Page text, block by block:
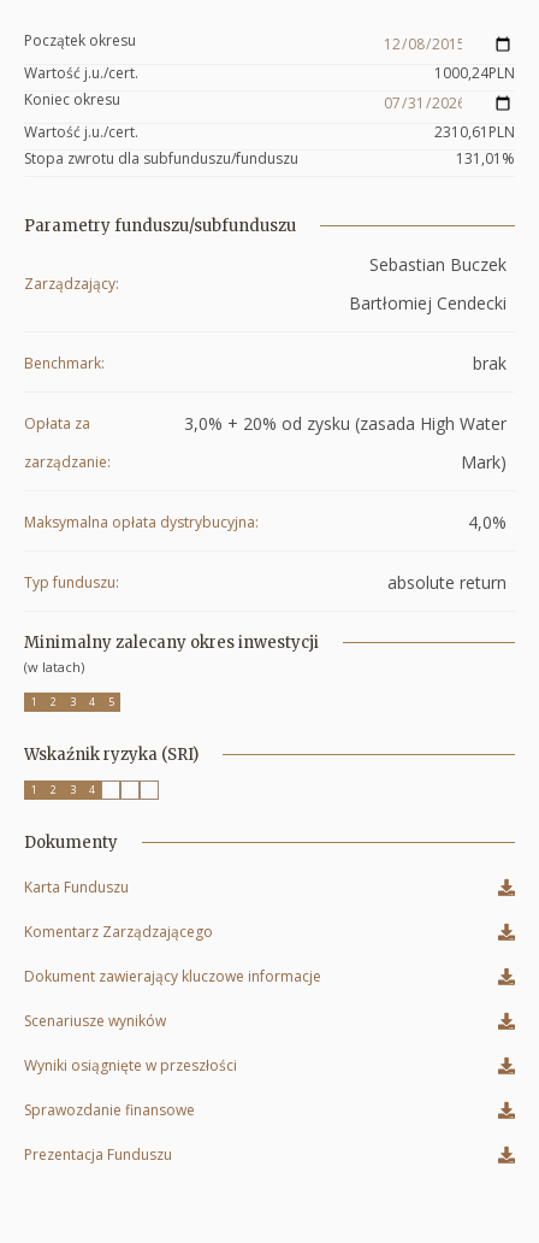
Początek okresu
Wartość j.u./cert.
1000,24PLN
Koniec okresu
Wartość j.u./cert.
2310,61 PLN
Stopa zwrotu dla subfunduszu/funduszu
131,01 %
Parametry funduszu/subfunduszu
Zarządzający
Sebastian Buczek
Bartłomiej Cendecki
Benchmark brak
Opłata za
zarządzanie
3,0% + 20% od zysku (zasada High Water
Mark)
Maksymalna opłata dystrybucyjna 4,0%
Typ funduszu absolute return
Minimalny zalecany okres inwestycji
(w latach)
1 2 3 4 5
Wskaźnik ryzyka (SRI)
1 2 3 4
Dokumenty
Karta Funduszu
w
nowej
karcie
Komentarz Zarządzającego
w
nowej
karcie
Dokument zawierający kluczowe informacje
w
nowej
karcie
Scenariusze wyników
się
w
nowej
Wyniki osiągnięte w przeszłości
się
w
Sprawozdanie finansowe
Prezentacja Funduszu